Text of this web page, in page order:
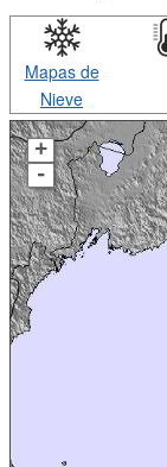
Mapas de
Nieve
+
-